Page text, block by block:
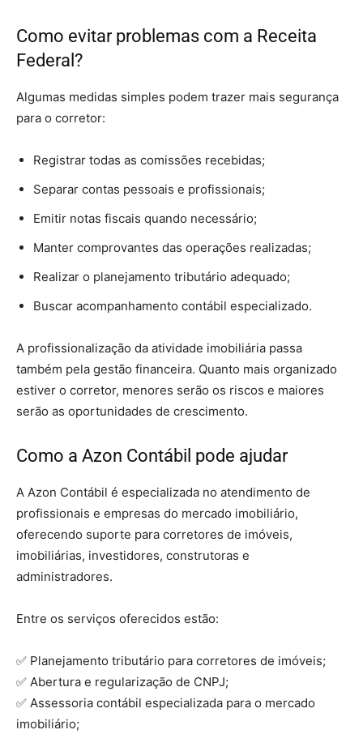
Como evitar problemas com a Receita
Federal?
Algumas medidas simples podem trazer mais segurança
para o corretor:
Registrar todas as comissões recebidas;
Separar contas pessoais e profissionais;
Emitir notas fiscais quando necessário;
Manter comprovantes das operações realizadas;
Realizar o planejamento tributário adequado;
Buscar acompanhamento contábil especializado.
A profissionalização da atividade imobiliária passa
também pela gestão financeira. Quanto mais organizado
estiver o corretor, menores serão os riscos e maiores
serão as oportunidades de crescimento.
Como a Azon Contábil pode ajudar
A Azon Contábil é especializada no atendimento de
profissionais e empresas do mercado imobiliário,
oferecendo suporte para corretores de imóveis,
imobiliárias, investidores, construtoras e
administradores.
Entre os serviços oferecidos estão:
✅ Planejamento tributário para corretores de imóveis;
✅ Abertura e regularização de CNPJ;
✅ Assessoria contábil especializada para o mercado
imobiliário;